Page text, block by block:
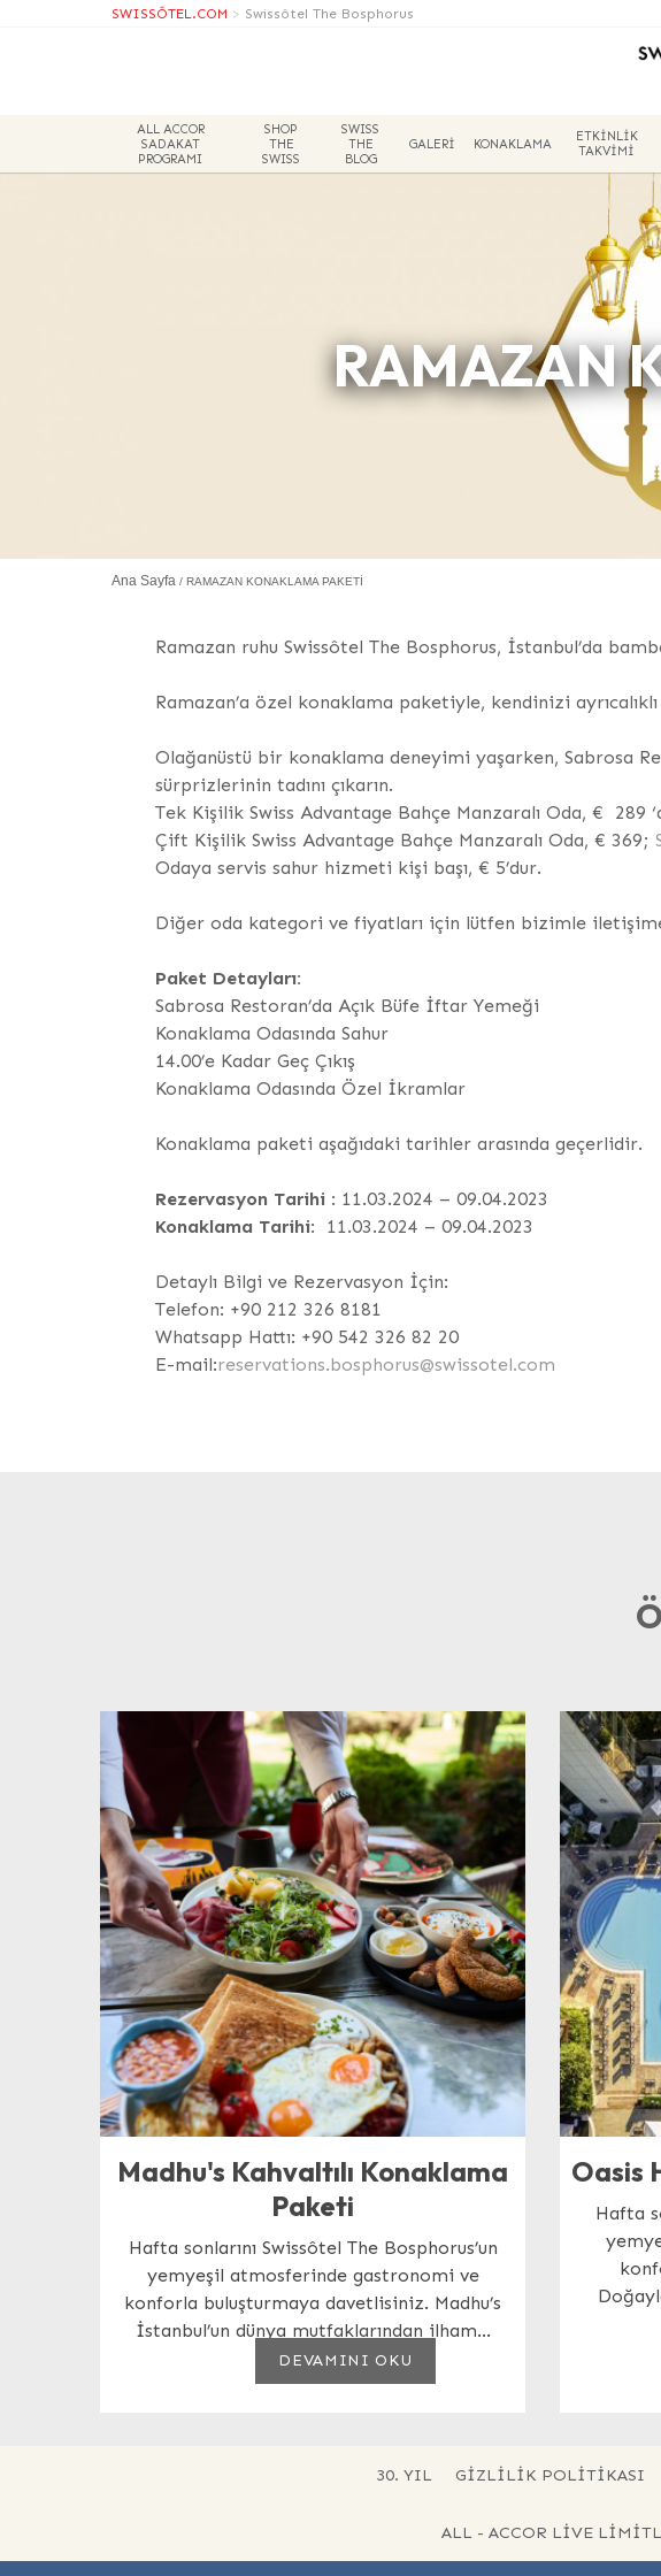
SWISSÔTEL.COM > Swissôtel The Bosphorus
ALL ACCOR
SADAKAT
PROGRAMI
SHOP
THE
SWISS
SWISS
THE
BLOG
GALERİ KONAKLAMA
ETKINLIK
TAKVIMI
RAMAZAN
Ana Sayfa RAMAZAN KONAKLAMA PAKETI
Ramazan ruhu Swissôtel The Bosphorus, İstanbul’da
Ramazan’a özel konaklama paketiyle, kendinizi
Olağanüstü bir konaklama deneyimi yaşarken, Sabrosa
sürprizlerinin tadını çıkarın.
Tek Kişilik Swiss Advantage Bahçe Manzaralı Oda, € 289
Çift Kişilik Swiss Advantage Bahçe Manzaralı Oda, € 369;
Odaya servis sahur hizmeti kişi başı, € 5’dur.
Diğer oda kategori ve fiyatları için lütfen bizimle
Paket Detayları:
Sabrosa Restoran’da Açık Büfe İftar Yemeği
Konaklama Odasında Sahur
14.00’e Kadar Geç Çıkış
Konaklama Odasında Özel İkramlar
Konaklama paketi aşağıdaki tarihler arasında geçerlidir.
Rezervasyon Tarihi : 11.03.2024 – 09.04.2023
Konaklama Tarihi: 11.03.2024 – 09.04.2023
Detaylı Bilgi ve Rezervasyon İçin:
Telefon: +90 212 326 8181
Whatsapp Hattı: +90 542 326 82 20
E-mail:reservations.bosphorus@swissotel.com
Madhu's Kahvaltılı Konaklama
Paketi
Hafta sonlarını Swissôtel The Bosphorus’un
yemyeşil atmosferinde gastronomi ve
konforla buluşturmaya davetlisiniz. Madhu’s
İstanbul’un dünya mutfaklarından ilham...
DEVAMINI OKU
Oasis
Hafta
30. YIL GIZLILIK POLITIKASI
ALL - ACCOR LIVE